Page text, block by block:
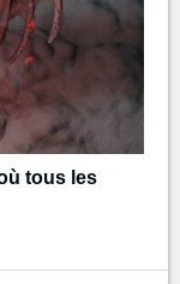
tous les